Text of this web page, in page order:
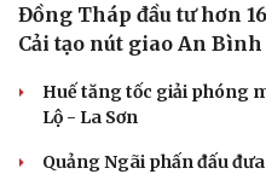
Đồng Tháp đầu tư hơn
Cải tạo nút giao An Bình
Huế tăng tốc giải phóng
Lộ - La Sơn
Quảng Ngãi phấn đấu